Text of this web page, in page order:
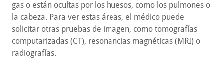
gas o están ocultas por los huesos, como los pulmones o
la cabeza. Para ver estas áreas, el médico puede
solicitar otras pruebas de imagen, como tomografías
computarizadas (CT), resonancias magnéticas (MRI) o
radiografías.